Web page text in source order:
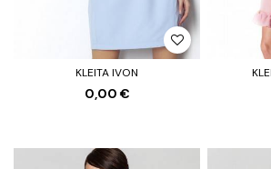
KLEITA IVON
0,00 €